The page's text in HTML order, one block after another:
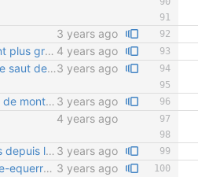
3 years ago
étape jusqu'à 8 les svg sont plus gros à cause de CoarseView à True dans FreeCAD 4 years ago
Résolution de problèmes de saut de pages - Suppression du CSS "en dur" qui faisait aussi sauter des pages dans les mauvaises sections (étapes de montage du moyeu etc.) - Ajout de code HTML dans les fichiers .md pour éviter les sauts de pages là où c'est gênant3 years ago
Mise en forme etape guide de montage pour impression pdf 3 years ago
4 years ago
Mise à jour selon les modifs depuis la v0.01 - Correction de syntaxe pour séparer les paragraphes - Mise à jour au sujet des entretoises (nouvelles entretoises E21 carrées) - Renseignement de la quincaillerie pour les roues stabilisatrices - Suppression des noms de marque lorsque cela est inutile (pas de pub inutile, et moins de mises à jour à faire si on change de référence) 3 years ago
REX16 - txt placement tube-equerre-rondelle 3 years ago